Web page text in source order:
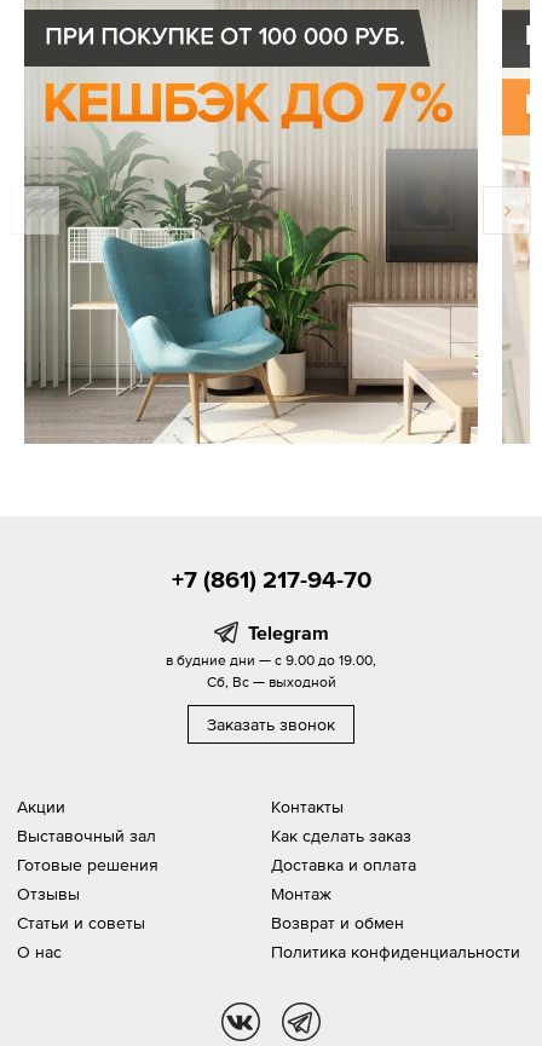
Акции
Выставочный зал
Готовые решения
Отзывы
Статьи и советы
О нас
Контакты
Как сделать заказ
Доставка и оплата
Монтаж
Возврат и обмен
Политика конфиденциальности
+7 (861) 217-94-70
Telegram
в будние дни — с 9.00 до 19.00,
Сб, Вс — выходной
Заказать звонок